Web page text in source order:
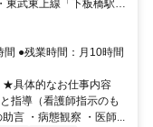
東武東上線「下板橋駅」
り駅】 ・都営三田線
●残業時間：月10時間
★具体的なお仕事内容
指導（看護師指示のも
言 ・病態観察 ・医師...